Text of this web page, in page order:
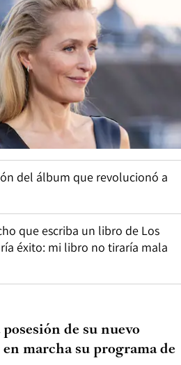
del álbum que revolucionó a
que escriba un libro de Los
éxito: mi libro no tiraría mala
de su nuevo
marcha su programa de